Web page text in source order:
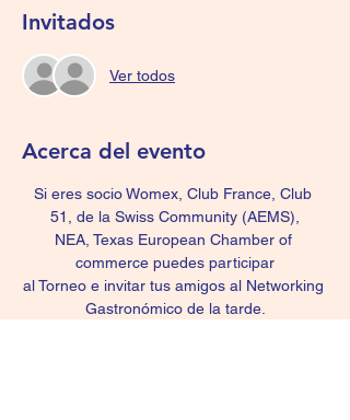
Invitados
Ver todos
Acerca del evento
Si eres socio Womex, Club France, Club
51, de la Swiss Community (AEMS),
NEA, Texas European Chamber of
commerce puedes participar
al Torneo e invitar tus amigos al Networking
Gastronómico de la tarde.